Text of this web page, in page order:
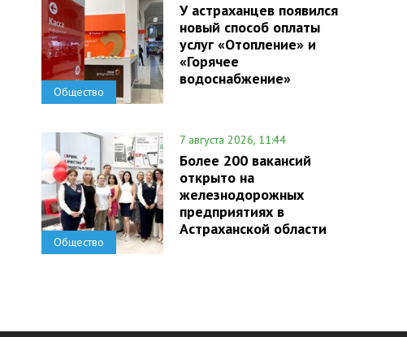
Общество
У астраханцев появился
новый способ оплаты
услуг «Отопление» и
«Горячее
водоснабжение»
Общество
7 августа 2026, 11:44
Более 200 вакансий
открыто на
железнодорожных
предприятиях в
Астраханской области